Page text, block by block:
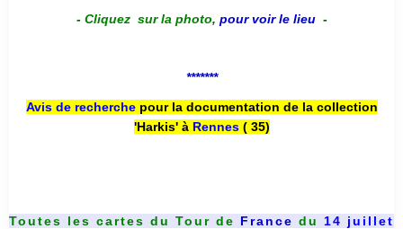
- Cliquez sur la photo, pour voir le lieu -
*******
Avis de recherche pour la documentation de la collection
'Harkis' à Rennes( 35)
Toutes les cartes du Tour de France du 14 juillet